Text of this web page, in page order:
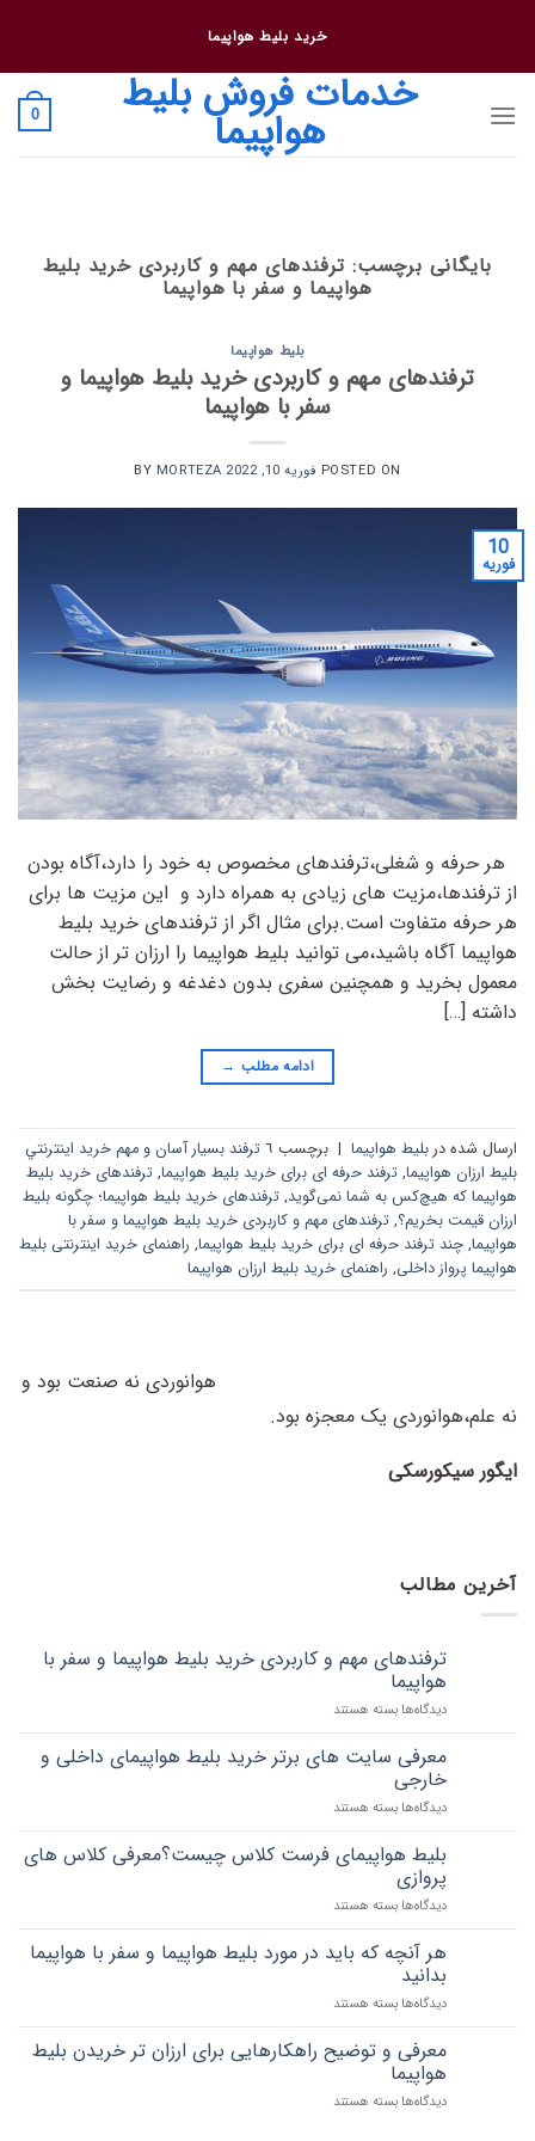
محتوا
خرید بلیط هواپیما
خدمات فروش بلیط
هواپیما 0
بایگانی برچسب: ترفندهای مهم و کاربردی خرید بلیط
هواپیما و سفر با هواپیما
بلیط هواپیما
ترفندهای مهم و کاربردی خرید بلیط هواپیما و
سفر با هواپیما
POSTED ON فوریه 10, 2022 MORTEZA
10
فوریه
هر حرفه و شغلی،ترفندهای مخصوص به خود را دارد،آگاه بودن
از ترفندها،مزیت های زیادی به همراه دارد و این مزیت ها برای
هر حرفه متفاوت است.برای مثال اگر از ترفندهای خرید بلیط
هواپیما آگاه باشید،می توانید بلیط هواپیما را ارزان تر از حالت
معمول بخرید و همچنین سفری بدون دغدغه و رضایت بخش
داشته […]
ادامه مطلب →
ارسال شده در بلیط هواپیما | برچسب
٦ ترفند بسیار آسان و مهم خريد اينترنتي
بليط ارزان هواپيما, ترفند حرفه ای برای خرید بلیط هواپیما, ترفندهای خرید بلیط
هواپیما که هیچ‌کس به شما نمی‌گوید, ترفندهای خرید بلیط هواپیما؛ چگونه بلیط
ارزان قیمت بخریم؟, ترفندهای مهم و کاربردی خرید بلیط هواپیما و سفر با
هواپیما, چند ترفند حرفه ای برای خرید بلیط هواپیما, راهنمای خرید اینترنتی بلیط
هواپیما پرواز داخلی, راهنمای خرید بلیط ارزان هواپیما
هوانوردی نه صنعت بود و
نه علم،هوانوردی یک معجزه بود.
ایگور سیکورسکی
آخرین مطالب
ترفندهای مهم و کاربردی خرید بلیط هواپیما و سفر با
هواپیما
دیدگاه‌ها برای
و
کاربردی
خرید
هواپیما
سفر
با
بسته هستند
معرفی سایت های برتر خرید بلیط هواپیمای داخلی و
خارجی
دیدگاه‌ها برای
سایت
های
برتر
خرید
هواپیمای
داخلی
خارجی
بسته هستند
بلیط هواپیمای فرست کلاس چیست؟معرفی کلاس های
پروازی
دیدگاه‌ها برای
هواپیمای
فرست
چیست؟
کلاس
های
بسته هستند
هر آنچه که باید در مورد بلیط هواپیما و سفر با هواپیما
بدانید
دیدگاه‌ها برای
که
باید
در
بسته هستند
معرفی و توضیح راهکارهایی برای ارزان تر خریدن بلیط
هواپیما
دیدگاه‌ها برای
بسته هستند